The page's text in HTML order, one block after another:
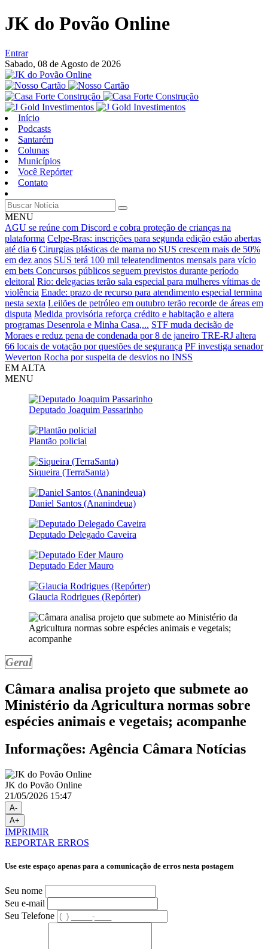
JK do Povão Online
Entrar
Sabado, 08 de Agosto de 2026
Início
Podcasts
Santarém
Colunas
Municípios
Você Repórter
Contato
MENU
AGU se reúne com Discord e cobra proteção de crianças na
plataforma Celpe-Bras: inscrições para segunda edição estão abertas
até dia 6 Cirurgias plásticas de mama no SUS crescem mais de 50%
em dez anos SUS terá 100 mil teleatendimentos mensais para vício
em bets Concursos públicos seguem previstos durante período
eleitoral Rio: delegacias terão sala especial para mulheres vítimas de
violência Enade: prazo de recurso para atendimento especial termina
nesta sexta Leilões de petróleo em outubro terão recorde de áreas em
disputa Medida provisória reforça crédito e habitação e altera
programas Desenrola e Minha Casa,... STF muda decisão de
Moraes e reduz pena de condenada por 8 de janeiro TRE-RJ altera
66 locais de votação por questões de segurança PF investiga senador
Weverton Rocha por suspeita de desvios no INSS
EM ALTA
MENU
Deputado Joaquim Passarinho
Plantão policial
Siqueira (TerraSanta)
Daniel Santos (Ananindeua)
Deputado Delegado Caveira
Deputado Eder Mauro
Glaucia Rodrigues (Repórter)
Geral
Câmara analisa projeto que submete ao
Ministério da Agricultura normas sobre
espécies animais e vegetais; acompanhe
Informações: Agência Câmara Notícias
JK do Povão Online
21/05/2026 15:47
A-
A+
IMPRIMIR
REPORTAR ERROS
Use este espaço apenas para a comunicação de erros nesta postagem
Seu nome
Seu e-mail
Seu Telefone